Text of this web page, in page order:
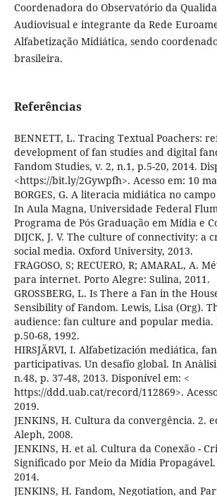
Coordenadora do Observatório da
Audiovisual e integrante da Rede
Alfabetização Midiática, sendo
brasileira.
Referências
BENNETT, L. Tracing Textual Poachers:
development of fan studies and digital
Fandom Studies, v. 2, n.1, p.5-20, 2014.
<https://bit.ly/2Gywpfh>. Acesso em: 10
BORGES, G. A literacia midiática no
In Aula Magna, Universidade Federal
Programa de Pós Graduação em Mídia e
DIJCK, J. V. The culture of connectivity: a
social media. Oxford University, 2013.
FRAGOSO, S; RECUERO, R; AMARAL, A.
para internet. Porto Alegre: Sulina, 2011.
GROSSBERG, L. Is There a Fan in the
Sensibility of Fandom. Lewis, Lisa (Org).
audience: fan culture and popular media.
p.50-68, 1992.
HIRSJÄRVI, I. Alfabetización mediática,
participativas. Un desafío global. In
n.48, p. 37-48, 2013. Disponível em: <
https://ddd.uab.cat/record/112869>.
2019.
JENKINS, H. Cultura da convergência. 2.
Aleph, 2008.
JENKINS, H. et al. Cultura da Conexão -
Significado por Meio da Mídia Propagável.
2014.
JENKINS, H. Fandom, Negotiation, and